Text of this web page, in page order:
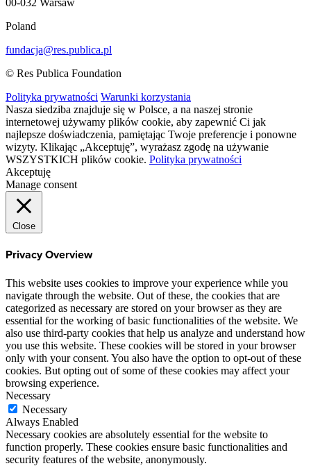
00-032 Warsaw
Poland
fundacja@res.publica.pl
© Res Publica Foundation
Polityka prywatności Warunki korzystania
Nasza siedziba znajduje się w Polsce, a na naszej stronie
internetowej używamy plików cookie, aby zapewnić Ci jak
najlepsze doświadczenia, pamiętając Twoje preferencje i ponowne
wizyty. Klikając „Akceptuję”, wyrażasz zgodę na używanie
WSZYSTKICH plików cookie. Polityka prywatności
Akceptuję
Manage consent
Close
Privacy Overview
This website uses cookies to improve your experience while you
navigate through the website. Out of these, the cookies that are
categorized as necessary are stored on your browser as they are
essential for the working of basic functionalities of the website. We
also use third-party cookies that help us analyze and understand how
you use this website. These cookies will be stored in your browser
only with your consent. You also have the option to opt-out of these
cookies. But opting out of some of these cookies may affect your
browsing experience.
Necessary
Necessary
Always Enabled
Necessary cookies are absolutely essential for the website to
function properly. These cookies ensure basic functionalities and
security features of the website, anonymously.